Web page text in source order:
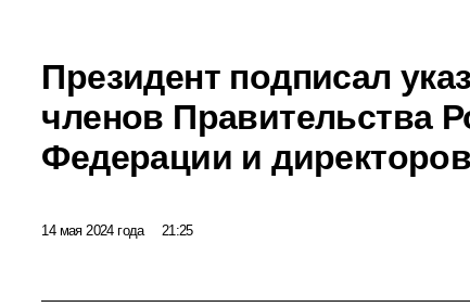
Президент подписал
членов Правительства
Федерации и
14 мая 2024 года 21:25